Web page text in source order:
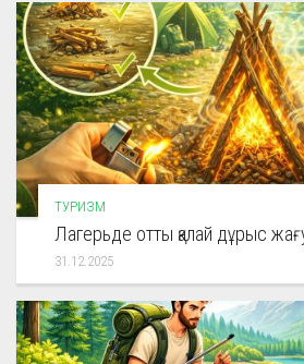
ТУРИЗМ
Лагерьде отты қалай дұрыс
31.12.2025